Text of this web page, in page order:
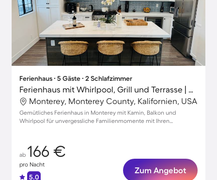
Ferienhaus ∙ 5 Gäste ∙ 2 Schlafzimmer
Ferienhaus mit Whirlpool, Grill und Terrasse | Stadtblick | Perfekt für die Arbeit von Zuhause
Monterey, Monterey County, Kalifornien, USA
Gemütliches Ferienhaus in Monterey mit Kamin, Balkon und
Whirlpool für unvergessliche Familienmomente mit Ihren
ab 166 €
pro Nacht
5.0
Zum Angebot